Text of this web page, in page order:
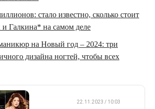
стало известно, сколько стоит
и Галкина* на самом деле
на Новый год – 2024: три
дизайна ногтей, чтобы всех
22.11.2023 / 10:03